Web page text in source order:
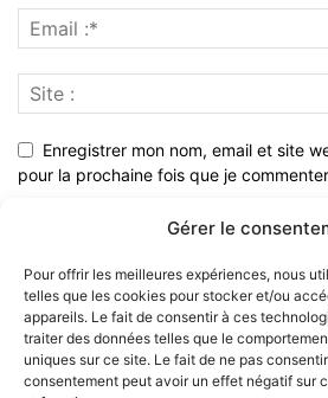
Gérer le
Pour offrir les meilleures expériences, nous
telles que les cookies pour stocker et/ou
appareils. Le fait de consentir à ces
traiter des données telles que le
uniques sur ce site. Le fait de ne pas
consentement peut avoir un effet négatif sur
Enregistrer mon nom, email et site
pour la prochaine fois que je